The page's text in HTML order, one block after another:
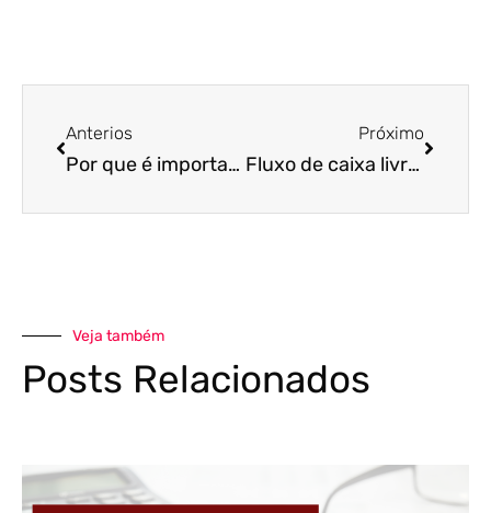
Anterios
Por que é importante que você cuide da aparência do seu posto de Combustíveis?
Próximo
Fluxo de caixa livre: Aprenda a calcular de forma correta em seu posto de combustíveis
Veja também
Posts Relacionados